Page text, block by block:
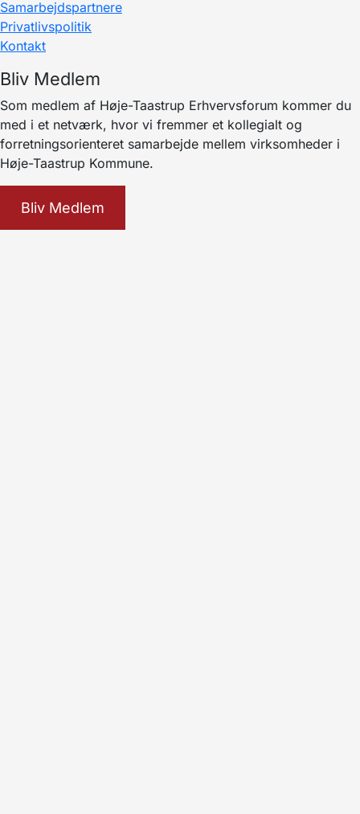
Samarbejdspartnere
Privatlivspolitik
Kontakt
Bliv Medlem
Som medlem af Høje-Taastrup Erhvervsforum kommer du
med i et netværk, hvor vi fremmer et kollegialt og
forretningsorienteret samarbejde mellem virksomheder i
Høje-Taastrup Kommune.
Bliv Medlem